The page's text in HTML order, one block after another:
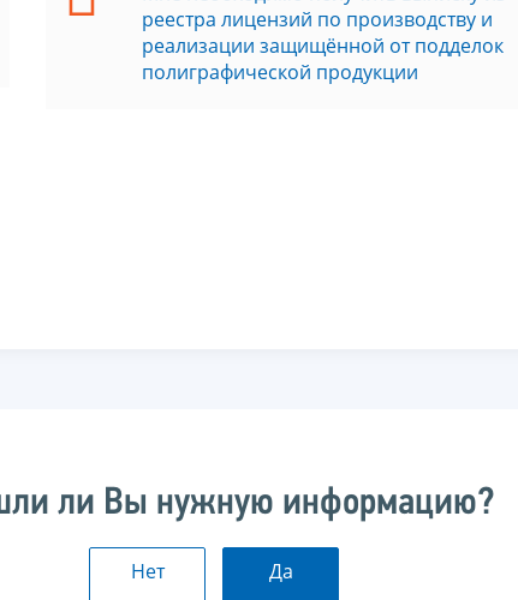
реестра лицензий по производству и
реализации защищённой от подделок
полиграфической продукции
ли Вы нужную информацию?
Нет Да